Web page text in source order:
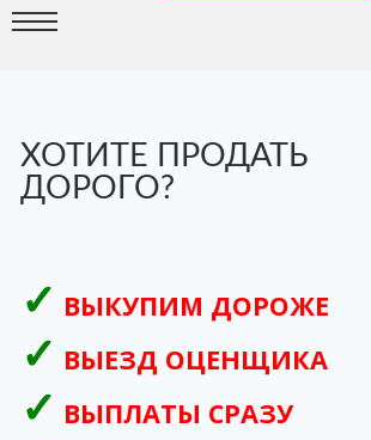
ХОТИТЕ ПРОДАТЬ
ДОРОГО?
ВЫКУПИМ ДОРОЖЕ
ВЫЕЗД ОЦЕНЩИКА
ВЫПЛАТЫ СРАЗУ